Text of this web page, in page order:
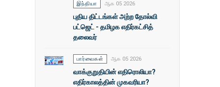
இந்தியா ஆக 05 2026
புதிய திட்டங்கள் அற்ற தோல்வி
பட்ஜெட் - தமிழக எதிர்கட்சித்
தலைவர்
பார்வைகள் ஆக 05 2026
வாக்குறுதியின் எதிரொலியா?
எதிர்காலத்தின் முகவரியா?